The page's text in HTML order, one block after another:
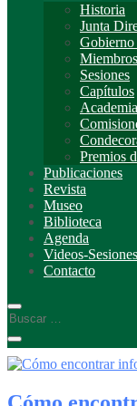
Historia
Junta
Gobierno
Miembros
Sesiones
Capítulos
Premios
Publicaciones
Revista
Museo
Biblioteca
Agenda
Videos-Sesiones
Contacto